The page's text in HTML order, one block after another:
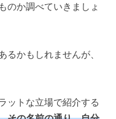
のか調べていきましょ
るかもしれませんが、
ットな立場で紹介する